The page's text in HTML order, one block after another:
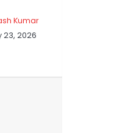
Kumar
23, 2026